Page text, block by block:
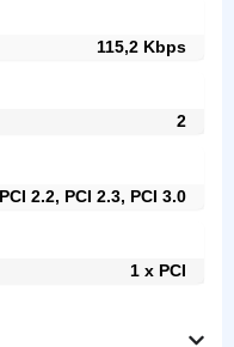
115,2 Kbps
2
2.2, PCI 2.3, PCI 3.0
1 x PCI